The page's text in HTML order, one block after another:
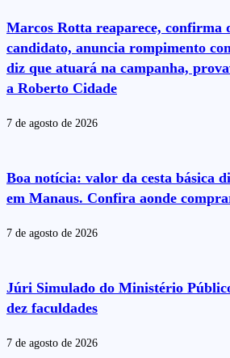
Marcos Rotta reaparece, confirma
candidato, anuncia rompimento
diz que atuará na campanha,
a Roberto Cidade
7 de agosto de 2026
Boa notícia: valor da cesta básica
em Manaus. Confira aonde
7 de agosto de 2026
Júri Simulado do Ministério
dez faculdades
7 de agosto de 2026